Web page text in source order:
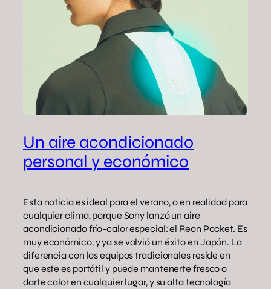
Un aire acondicionado
personal y económico
Esta noticia es ideal para el verano, o en realidad para
cualquier clima, porque Sony lanzó un aire
acondicionado frío-calor especial: el Reon Pocket. Es
muy económico, y ya se volvió un éxito en Japón. La
diferencia con los equipos tradicionales reside en
que este es portátil y puede mantenerte fresco o
darte calor en cualquier lugar, y su alta tecnología